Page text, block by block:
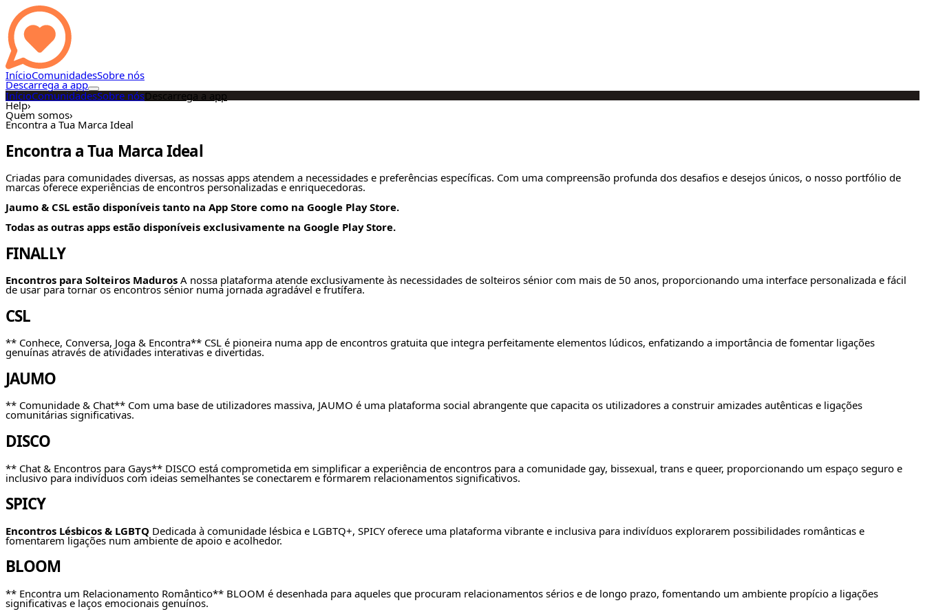
InícioComunidadesSobre nós
Descarrega a app
InícioComunidadesSobre nósDescarrega a app
Help›
Quem somos›
Encontra a Tua Marca Ideal
Encontra a Tua Marca Ideal
Criadas para comunidades diversas, as nossas apps atendem a necessidades e preferências específicas. Com uma compreensão profunda dos desafios e desejos únicos, o nosso portfólio de
marcas oferece experiências de encontros personalizadas e enriquecedoras.
Jaumo & CSL estão disponíveis tanto na App Store como na Google Play Store.
Todas as outras apps estão disponíveis exclusivamente na Google Play Store.
FINALLY
Encontros para Solteiros Maduros A nossa plataforma atende exclusivamente às necessidades de solteiros sénior com mais de 50 anos, proporcionando uma interface personalizada e fácil
de usar para tornar os encontros sénior numa jornada agradável e frutífera.
CSL
** Conhece, Conversa, Joga & Encontra** CSL é pioneira numa app de encontros gratuita que integra perfeitamente elementos lúdicos, enfatizando a importância de fomentar ligações
genuínas através de atividades interativas e divertidas.
JAUMO
** Comunidade & Chat** Com uma base de utilizadores massiva, JAUMO é uma plataforma social abrangente que capacita os utilizadores a construir amizades autênticas e ligações
comunitárias significativas.
DISCO
** Chat & Encontros para Gays** DISCO está comprometida em simplificar a experiência de encontros para a comunidade gay, bissexual, trans e queer, proporcionando um espaço seguro e
inclusivo para indivíduos com ideias semelhantes se conectarem e formarem relacionamentos significativos.
SPICY
Encontros Lésbicos & LGBTQ Dedicada à comunidade lésbica e LGBTQ+, SPICY oferece uma plataforma vibrante e inclusiva para indivíduos explorarem possibilidades românticas e
fomentarem ligações num ambiente de apoio e acolhedor.
BLOOM
** Encontra um Relacionamento Romântico** BLOOM é desenhada para aqueles que procuram relacionamentos sérios e de longo prazo, fomentando um ambiente propício a ligações
significativas e laços emocionais genuínos.